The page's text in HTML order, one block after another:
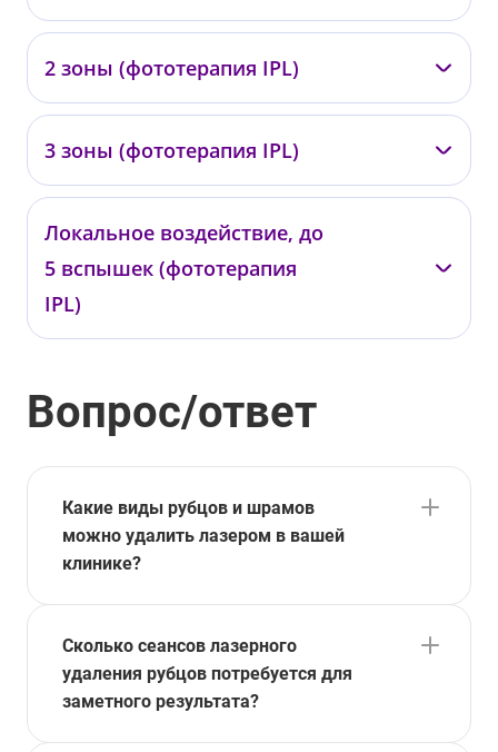
от 18 000 ₽
2 зоны (фототерапия IPL)
от 30 000 ₽
3 зоны (фототерапия IPL)
от 40 000 ₽
Локальное воздействие, до
5 вспышек (фототерапия
IPL)
05573
от 3 000 ₽
Вопрос/ответ
Какие виды рубцов и шрамов
можно удалить лазером в вашей
клинике?
Сколько сеансов лазерного
удаления рубцов потребуется для
заметного результата?